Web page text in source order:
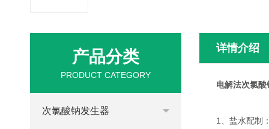
详情介绍
电解法次氯酸
1、盐水配制：
产品分类
PRODUCT CATEGORY
次氯酸钠发生器